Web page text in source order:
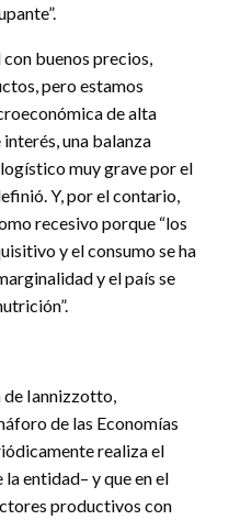
buenos precios,
pero estamos
de alta
una balanza
muy grave por el
Y, por el contario,
recesivo porque “los
y el consumo se ha
y el país se
de Iannizzotto,
de las Economías
realiza el
entidad– y que en el
productivos con